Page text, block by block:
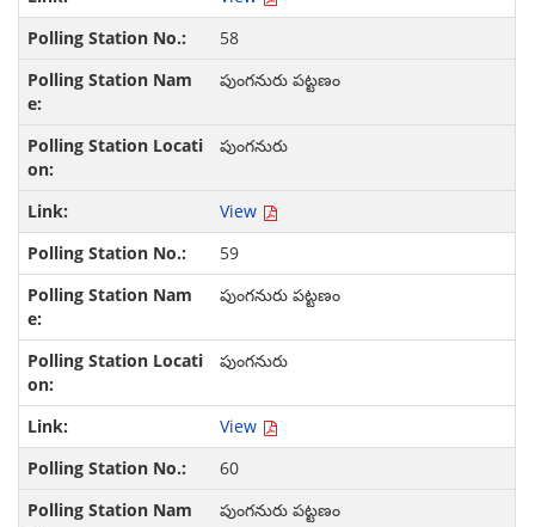
58
పుంగనురు పట్టణం
పుంగనురు
View
59
పుంగనురు పట్టణం
పుంగనురు
View
60
పుంగనురు పట్టణం